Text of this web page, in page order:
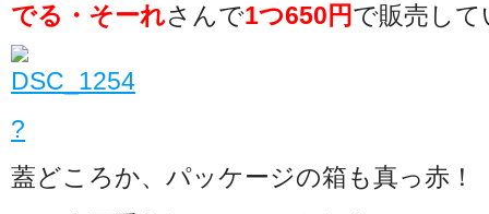
でる・そーれさんで1つ650円で販売し
?
蓋どころか、パッケージの箱も真っ赤！